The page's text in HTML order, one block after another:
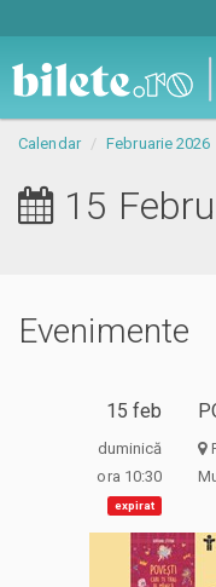
Calendar Februarie 2026
15
Evenimente
15 feb
duminică
ora 10:30
expirat